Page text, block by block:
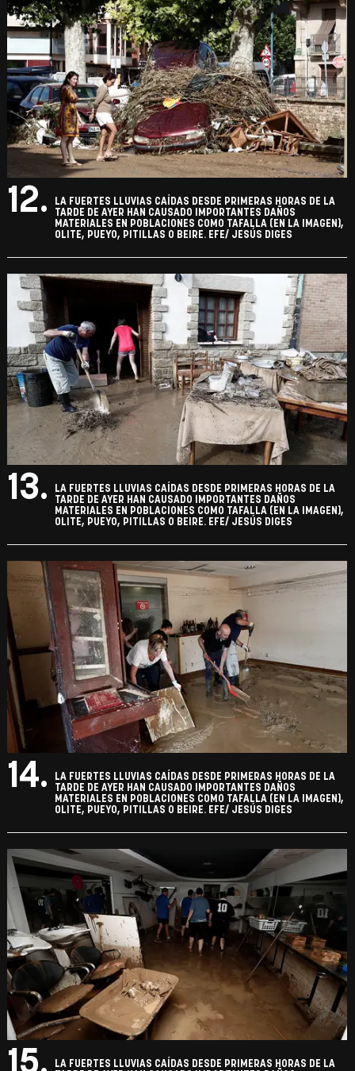
12.
LA FUERTES LLUVIAS CAÍDAS DESDE PRIMERAS HORAS DE LA
TARDE DE AYER HAN CAUSADO IMPORTANTES DAÑOS
MATERIALES EN POBLACIONES COMO TAFALLA (EN LA IMAGEN),
OLITE, PUEYO, PITILLAS O BEIRE. EFE/ JESÚS DIGES
13.
LA FUERTES LLUVIAS CAÍDAS DESDE PRIMERAS HORAS DE LA
TARDE DE AYER HAN CAUSADO IMPORTANTES DAÑOS
MATERIALES EN POBLACIONES COMO TAFALLA (EN LA IMAGEN),
OLITE, PUEYO, PITILLAS O BEIRE. EFE/ JESÚS DIGES
14.
LA FUERTES LLUVIAS CAÍDAS DESDE PRIMERAS HORAS DE LA
TARDE DE AYER HAN CAUSADO IMPORTANTES DAÑOS
MATERIALES EN POBLACIONES COMO TAFALLA (EN LA IMAGEN),
OLITE, PUEYO, PITILLAS O BEIRE. EFE/ JESÚS DIGES
15.
LA FUERTES LLUVIAS CAÍDAS DESDE PRIMERAS HORAS DE LA